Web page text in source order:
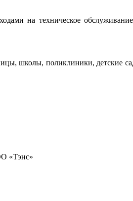
на техническое
школы, поликлиники, детские
«Тэнс»